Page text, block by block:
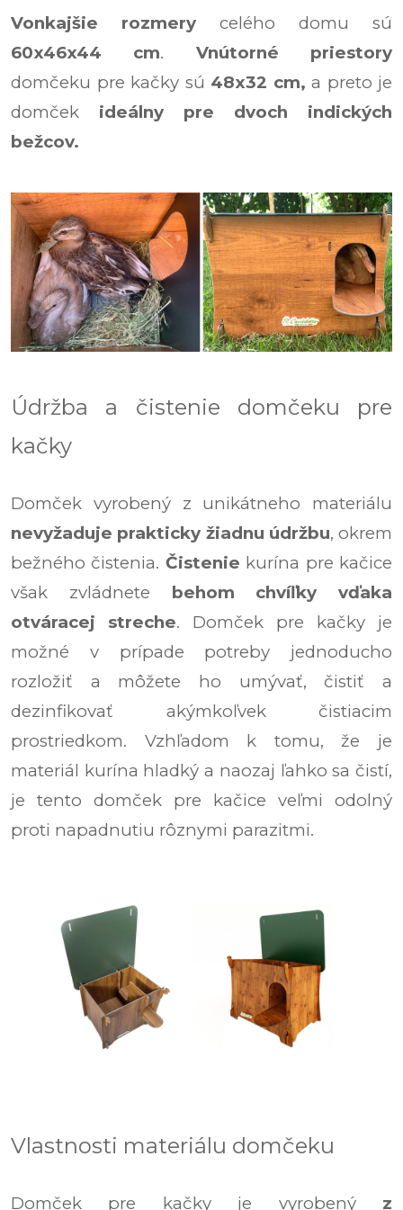
Vonkajšie rozmery celého domu sú
60x46x44 cm. Vnútorné priestory
domčeku pre kačky sú 48x32 cm, a preto je
domček ideálny pre dvoch indických
bežcov.
Údržba a čistenie domčeku pre
kačky
Domček vyrobený z unikátneho materiálu
nevyžaduje prakticky žiadnu údržbu, okrem
bežného čistenia. Čistenie kurína pre kačice
však zvládnete behom chvíľky vďaka
otváracej streche. Domček pre kačky je
možné v prípade potreby jednoducho
rozložiť a môžete ho umývať, čistiť a
dezinfikovať akýmkoľvek čistiacim
prostriedkom. Vzhľadom k tomu, že je
materiál kurína hladký a naozaj ľahko sa čistí,
je tento domček pre kačice veľmi odolný
proti napadnutiu rôznymi parazitmi.
Vlastnosti materiálu domčeku
Domček pre kačky je vyrobený z